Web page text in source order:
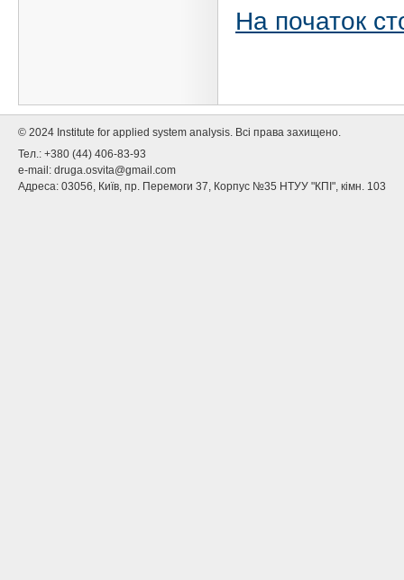
На початок
© 2024 Institute for applied system analysis. Всі права захищено.
Тел.: +380 (44) 406-83-93
e-mail: druga.osvita@gmail.com
Адреса: 03056, Київ, пр. Перемоги 37, Корпус №35 НТУУ "КПІ", кімн. 103